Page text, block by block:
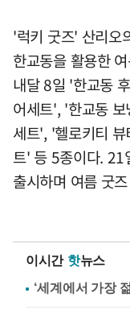
'럭키 굿즈' 산리오
한교동을 활용한
내달 8일 '한교동
어세트', '한교동
세트', '헬로키티
트' 등 5종이다. 21
출시하며 여름 굿
이시간 핫뉴스